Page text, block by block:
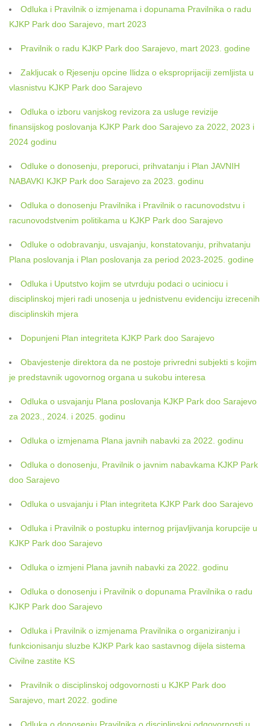
Odluka i Pravilnik o izmjenama i dopunama Pravilnika o radu
KJKP Park doo Sarajevo, mart 2023
Pravilnik o radu KJKP Park doo Sarajevo, mart 2023. godine
Zakljucak o Rjesenju opcine Ilidza o eksproprijaciji zemljista u
vlasnistvu KJKP Park doo Sarajevo
Odluka o izboru vanjskog revizora za usluge revizije
finansijskog poslovanja KJKP Park doo Sarajevo za 2022, 2023 i
2024 godinu
Odluke o donosenju, preporuci, prihvatanju i Plan JAVNIH
NABAVKI KJKP Park doo Sarajevo za 2023. godinu
Odluka o donosenju Pravilnika i Pravilnik o racunovodstvu i
racunovodstvenim politikama u KJKP Park doo Sarajevo
Odluke o odobravanju, usvajanju, konstatovanju, prihvatanju
Plana poslovanja i Plan poslovanja za period 2023-2025. godine
Odluka i Uputstvo kojim se utvrduju podaci o uciniocu i
disciplinskoj mjeri radi unosenja u jednistvenu evidenciju izrecenih
disciplinskih mjera
Dopunjeni Plan integriteta KJKP Park doo Sarajevo
Obavjestenje direktora da ne postoje privredni subjekti s kojim
je predstavnik ugovornog organa u sukobu interesa
Odluka o usvajanju Plana poslovanja KJKP Park doo Sarajevo
za 2023., 2024. i 2025. godinu
Odluka o izmjenama Plana javnih nabavki za 2022. godinu
Odluka o donosenju, Pravilnik o javnim nabavkama KJKP Park
doo Sarajevo
Odluka o usvajanju i Plan integriteta KJKP Park doo Sarajevo
Odluka i Pravilnik o postupku internog prijavljivanja korupcije u
KJKP Park doo Sarajevo
Odluka o izmjeni Plana javnih nabavki za 2022. godinu
Odluka o donosenju i Pravilnik o dopunama Pravilnika o radu
KJKP Park doo Sarajevo
Odluka i Pravilnik o izmjenama Pravilnika o organiziranju i
funkcionisanju sluzbe KJKP Park kao sastavnog dijela sistema
Civilne zastite KS
Pravilnik o disciplinskoj odgovornosti u KJKP Park doo
Sarajevo, mart 2022. godine